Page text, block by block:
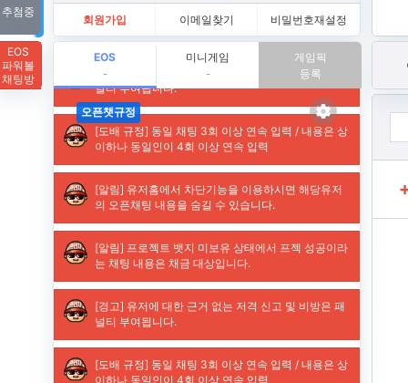
회원가입 이메일찾기 비밀번호재설정
EOS
-
미니게임
-
게임픽
등록
추첨중
EOS
파워볼
채팅방